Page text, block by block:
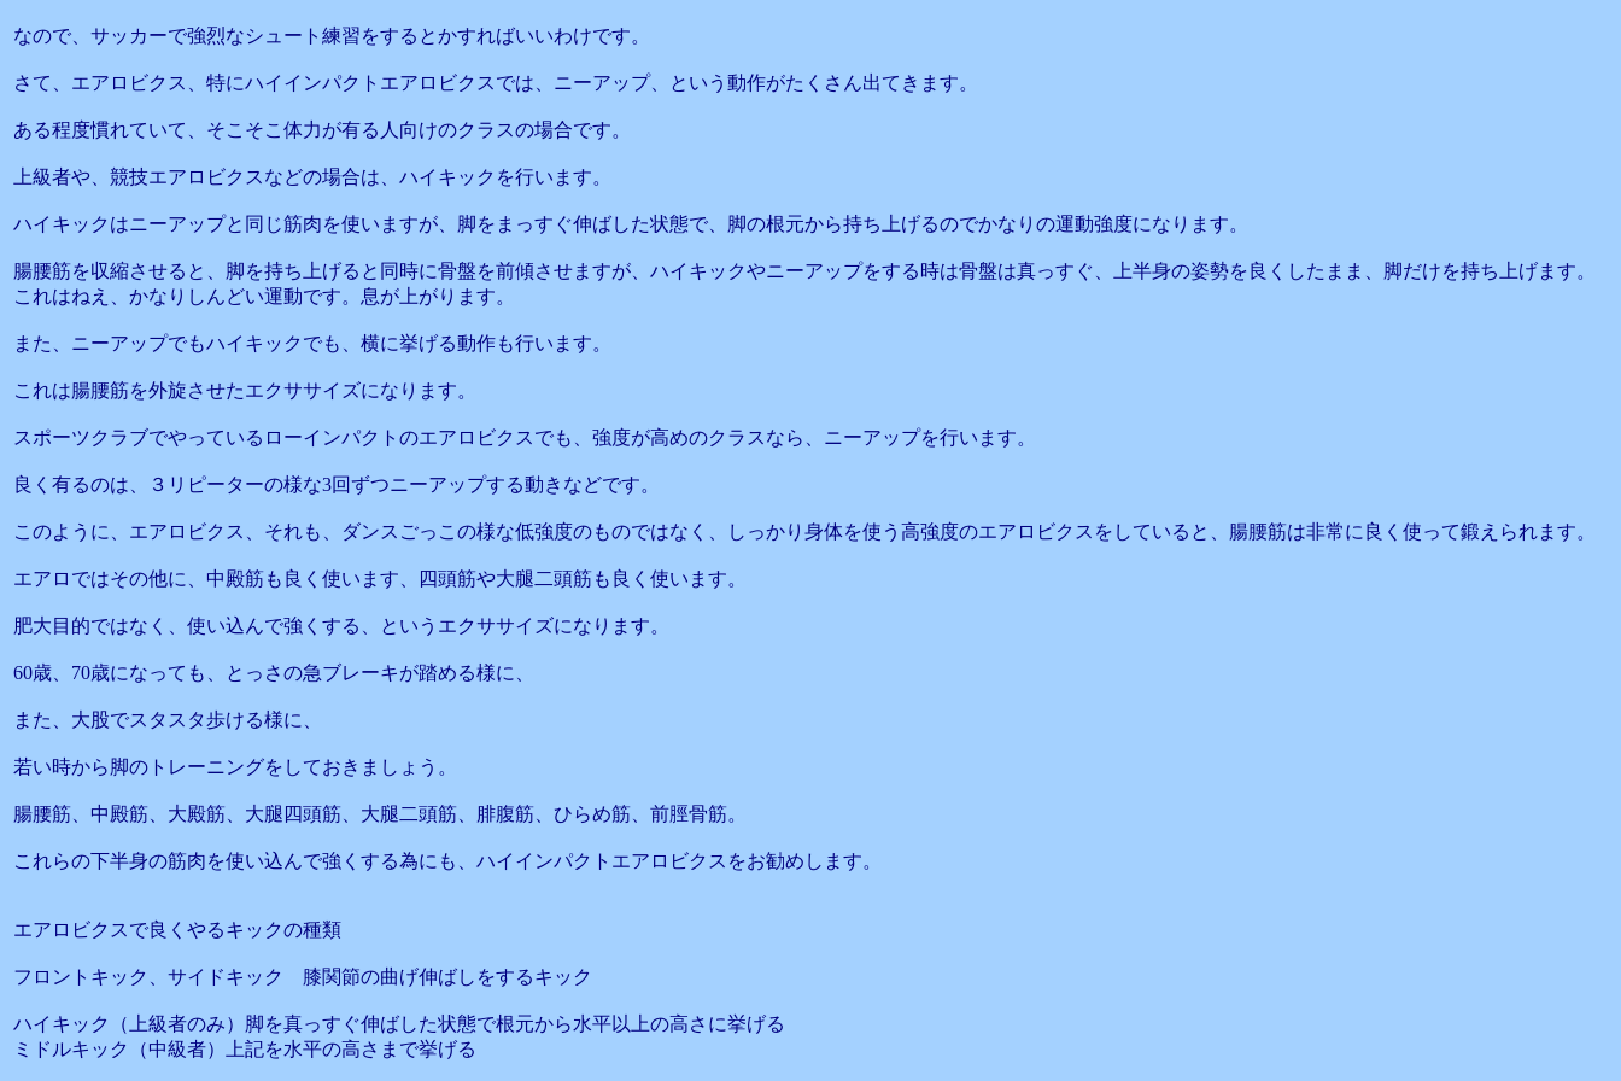
なので、サッカーで強烈なシュート練習をするとかすればいいわけです。
さて、エアロビクス、特にハイインパクトエアロビクスでは、ニーアップ、という動作がたくさん出てきます。
ある程度慣れていて、そこそこ体力が有る人向けのクラスの場合です。
上級者や、競技エアロビクスなどの場合は、ハイキックを行います。
ハイキックはニーアップと同じ筋肉を使いますが、脚をまっすぐ伸ばした状態で、脚の根元から持ち上げるのでかなりの運動強度になります。
腸腰筋を収縮させると、脚を持ち上げると同時に骨盤を前傾させますが、ハイキックやニーアップをする時は骨盤は真っすぐ、上半身の姿勢を良くしたまま、脚だけを持ち上げます。
これはねえ、かなりしんどい運動です。息が上がります。
また、ニーアップでもハイキックでも、横に挙げる動作も行います。
これは腸腰筋を外旋させたエクササイズになります。
スポーツクラブでやっているローインパクトのエアロビクスでも、強度が高めのクラスなら、ニーアップを行います。
良く有るのは、３リピーターの様な3回ずつニーアップする動きなどです。
このように、エアロビクス、それも、ダンスごっこの様な低強度のものではなく、しっかり身体を使う高強度のエアロビクスをしていると、腸腰筋は非常に良く使って鍛えられます。
エアロではその他に、中殿筋も良く使います、四頭筋や大腿二頭筋も良く使います。
肥大目的ではなく、使い込んで強くする、というエクササイズになります。
60歳、70歳になっても、とっさの急ブレーキが踏める様に、
また、大股でスタスタ歩ける様に、
若い時から脚のトレーニングをしておきましょう。
腸腰筋、中殿筋、大殿筋、大腿四頭筋、大腿二頭筋、腓腹筋、ひらめ筋、前脛骨筋。
これらの下半身の筋肉を使い込んで強くする為にも、ハイインパクトエアロビクスをお勧めします。
エアロビクスで良くやるキックの種類
フロントキック、サイドキック 膝関節の曲げ伸ばしをするキック
ハイキック（上級者のみ）脚を真っすぐ伸ばした状態で根元から水平以上の高さに挙げる
ミドルキック（中級者）上記を水平の高さまで挙げる